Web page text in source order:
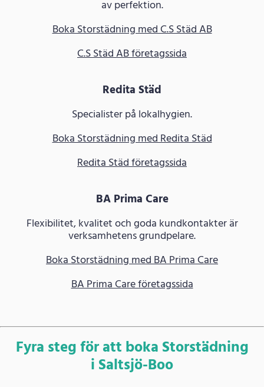
av perfektion.
Boka Storstädning med C.S Städ AB
C.S Städ AB företagssida
Redita Städ
Specialister på lokalhygien.
Boka Storstädning med Redita Städ
Redita Städ företagssida
BA Prima Care
Flexibilitet, kvalitet och goda kundkontakter är
verksamhetens grundpelare.
Boka Storstädning med BA Prima Care
BA Prima Care företagssida
Fyra steg för att boka Storstädning
i Saltsjö-Boo